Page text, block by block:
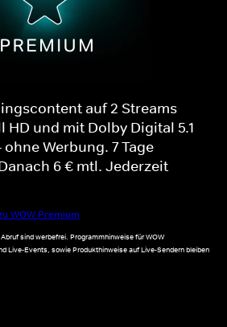
auf 2 Streams
HD und mit Dolby Digital 5.1
Werbung. 7 Tage
6 € mtl. Jederzeit
WOW Premium
sind werbefrei. Programmhinweise für WOW
Live-Events, sowie Produkthinweise auf Live-Sendern bleiben